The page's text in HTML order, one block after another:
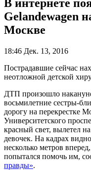
В интернете
Gelandewagen
Москве
18:46 Дек. 13, 2016
Пострадавшие сейчас
неотложной детской
ДТП произошло
восьмилетние сестры-
дорогу на перекрестке
Университетского
красный свет, вылетел
девочек. На кадрах
несколько метров
попытался помочь им,
правды».